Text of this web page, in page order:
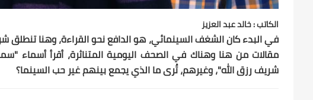
الكاتب : خالد عبد العزيز
في البدء كان الشغف السينمائي، هو الدافع نحو القراءة، وهنا تنطلق
مقالات من هنا وهناك في الصحف اليومية المتناثرة، أقرأ أسماء
شريف رزق الله"، وغيرهم، تُرى ما الذي يجمع بينهم غير حب السينما؟